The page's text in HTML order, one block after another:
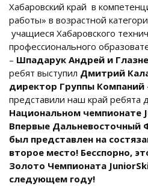
Хабаровский край в
работы» в возрастной
учащиеся Хабаровского
профессионального
– Шпадарук Андрей и
ребят выступил Дмитрий
директор Группы Компаний
представили наш край ребята
Национальном чемпионате
Впервые Дальневосточный
был представлен на
второе место! Бесспорно,
Золото Чемпионата
следующем году!